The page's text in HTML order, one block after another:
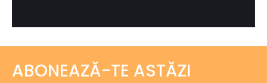
ABONEAZĂ-TE ASTĂZI